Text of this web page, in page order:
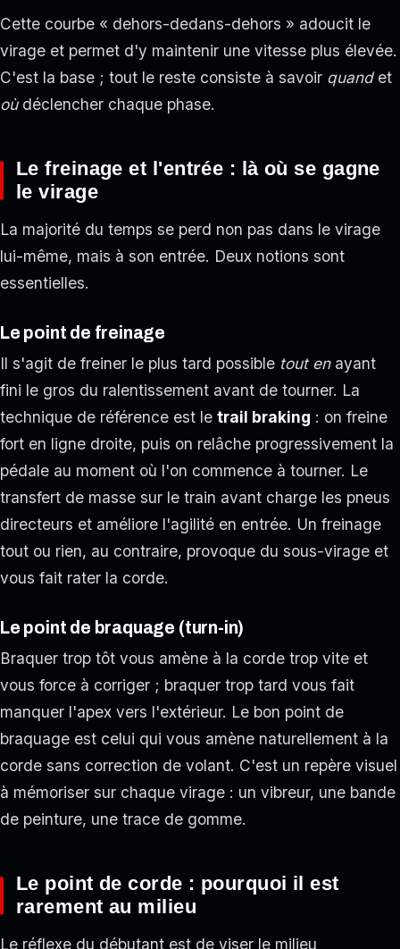
Cette courbe « dehors-dedans-dehors » adoucit le
virage et permet d'y maintenir une vitesse plus élevée.
C'est la base ; tout le reste consiste à savoir quandet
oùdéclencher chaque phase.
Le freinage et l'entrée : là où se gagne
le virage
La majorité du temps se perd non pas dans le virage
lui-même, mais à son entrée. Deux notions sont
essentielles.
Le point de freinage
Il s'agit de freiner le plus tard possible tout enayant
fini le gros du ralentissement avant de tourner. La
technique de référence est le trail braking : on freine
fort en ligne droite, puis on relâche progressivement la
pédale au moment où l'on commence à tourner. Le
transfert de masse sur le train avant charge les pneus
directeurs et améliore l'agilité en entrée. Un freinage
tout ou rien, au contraire, provoque du sous-virage et
vous fait rater la corde.
Le point de braquage (turn-in)
Braquer trop tôt vous amène à la corde trop vite et
vous force à corriger ; braquer trop tard vous fait
manquer l'apex vers l'extérieur. Le bon point de
braquage est celui qui vous amène naturellement à la
corde sans correction de volant. C'est un repère visuel
à mémoriser sur chaque virage : un vibreur, une bande
de peinture, une trace de gomme.
Le point de corde : pourquoi il est
rarement au milieu
Le réflexe du débutant est de viser le milieu